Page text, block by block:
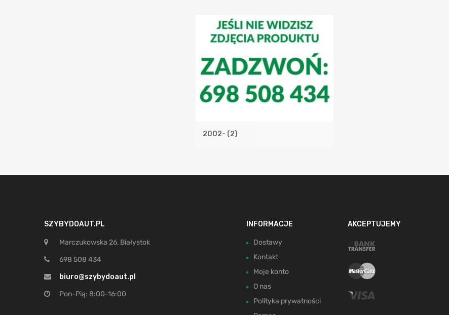
2002- (2)
SZYBYDOAUT.PL
Marczukowska 26, Białystok
698 508 434
biuro@szybydoaut.pl
Pon-Pią: 8:00-16:00
INFORMACJE
Dostawy
Kontakt
Moje konto
O nas
Polityka prywatności
AKCEPTUJEMY